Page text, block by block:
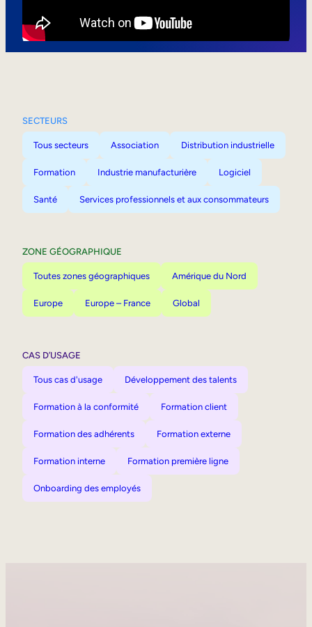
SECTEURS
Tous secteurs Association Distribution industrielle
Formation Industrie manufacturière Logiciel
Santé Services professionnels et aux consommateurs
ZONE GÉOGRAPHIQUE
Toutes zones géographiques Amérique du Nord
Europe Europe – France Global
CAS D’USAGE
Tous cas d'usage Développement des talents
Formation à la conformité Formation client
Formation des adhérents Formation externe
Formation interne Formation première ligne
Onboarding des employés